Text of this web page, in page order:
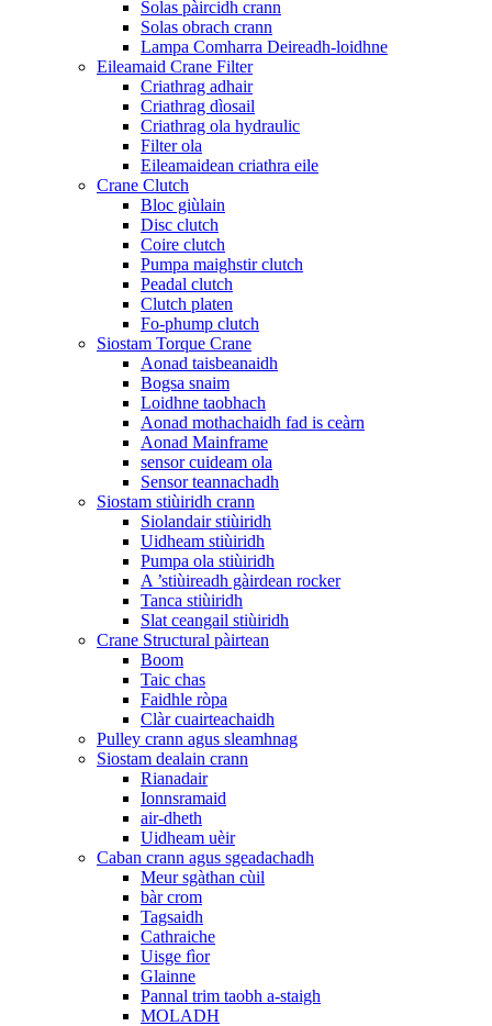
Solas pàircidh crann
Solas obrach crann
Lampa Comharra Deireadh-loidhne
Eileamaid Crane Filter
Criathrag adhair
Criathrag dìosail
Criathrag ola hydraulic
Filter ola
Eileamaidean criathra eile
Crane Clutch
Bloc giùlain
Disc clutch
Coire clutch
Pumpa maighstir clutch
Peadal clutch
Clutch platen
Fo-phump clutch
Siostam Torque Crane
Aonad taisbeanaidh
Bogsa snaim
Loidhne taobhach
Aonad mothachaidh fad is ceàrn
Aonad Mainframe
sensor cuideam ola
Sensor teannachadh
Siostam stiùiridh crann
Siolandair stiùiridh
Uidheam stiùiridh
Pumpa ola stiùiridh
A ’stiùireadh gàirdean rocker
Tanca stiùiridh
Slat ceangail stiùiridh
Crane Structural pàirtean
Boom
Taic chas
Faidhle ròpa
Clàr cuairteachaidh
Pulley crann agus sleamhnag
Siostam dealain crann
Rianadair
Ionnsramaid
air-dheth
Uidheam uèir
Caban crann agus sgeadachadh
Meur sgàthan cùil
bàr crom
Tagsaidh
Cathraiche
Uisge fìor
Glainne
Pannal trim taobh a-staigh
MOLADH